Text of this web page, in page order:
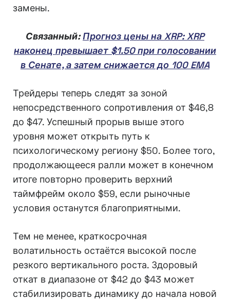
замены.
Связанный:Прогноз цены на XRP: XRP
наконец превышает $1.50 при голосовании
в Сенате, а затем снижается до 100 EMA
Трейдеры теперь следят за зоной
непосредственного сопротивления от $46,8
до $47. Успешный прорыв выше этого
уровня может открыть путь к
психологическому региону $50. Более того,
продолжающееся ралли может в конечном
итоге повторно проверить верхний
таймфрейм около $59, если рыночные
условия останутся благоприятными.
Тем не менее, краткосрочная
волатильность остаётся высокой после
резкого вертикального роста. Здоровый
откат в диапазоне от $42 до $43 может
стабилизировать динамику до начала новой